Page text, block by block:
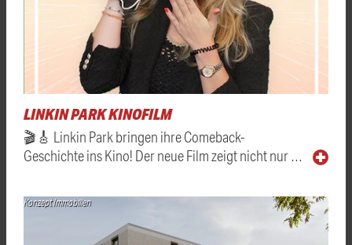
LINKIN PARK KINOFILM
🎬🎸 Linkin Park bringen ihre Comeback-
Geschichte ins Kino! Der neue Film zeigt nicht nur …
Konzept Immobilien